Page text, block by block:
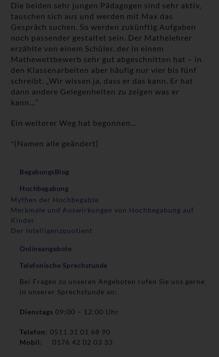
Die beiden sehr jungen Pädagogen sind sehr aktiv,
tauschen sich aus und werden mit Max das
Gespräch suchen. So werden zukünftig Aufgaben
noch passender gestaltet sein. Der Mathelehrer
erzählte von einem Schüler, der in einem
Mathewettbewerb sehr gut abgeschnitten hat – in
den Klassenarbeiten aber häufig nur vier bis fünf
schreibt. „Wir wissen ja, dass er das kann. Er hat
dann andere Gelegenheiten zu zeigen was er
kann…“
Ein weiterer Weg hat begonnen…
*(Namen alle geändert)
BegabungsBlog
Hochbegabung
Mythen der Hochbegabte
Merkmale und Auswirkungen von Hochbegabung auf
Kinder
Der Intelligenzquotient
Onlineangebote
Telefonische Sprechstunde
Bei Fragen zu unseren Angeboten rufen Sie uns gerne
in unserer Sprechstunde an:
Dienstags09:00 – 12:00 Uhr
Telefon: 0511 31 01 68 90
Mobil: 0176 42 02 03 33